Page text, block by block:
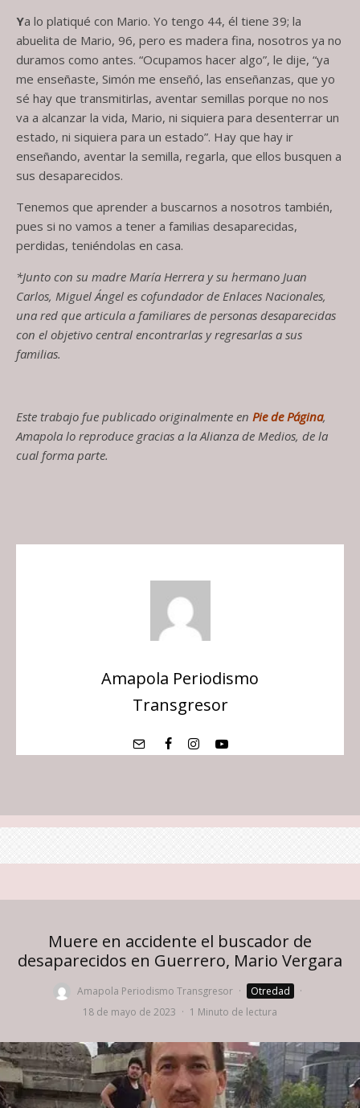
Ya lo platiqué con Mario. Yo tengo 44, él tiene 39; la
abuelita de Mario, 96, pero es madera fina, nosotros ya no
duramos como antes. “Ocupamos hacer algo”, le dije, “ya
me enseñaste, Simón me enseñó, las enseñanzas, que yo
sé hay que transmitirlas, aventar semillas porque no nos
va a alcanzar la vida, Mario, ni siquiera para desenterrar un
estado, ni siquiera para un estado”. Hay que hay ir
enseñando, aventar la semilla, regarla, que ellos busquen a
sus desaparecidos.
Tenemos que aprender a buscarnos a nosotros también,
pues si no vamos a tener a familias desaparecidas,
perdidas, teniéndolas en casa.
*Junto con su madre María Herrera y su hermano Juan
Carlos, Miguel Ángel es cofundador de Enlaces Nacionales,
una red que articula a familiares de personas desaparecidas
con el objetivo central encontrarlas y regresarlas a sus
familias.
Este trabajo fue publicado originalmente en Pie de Página,
Amapola lo reproduce gracias a la Alianza de Medios, de la
cual forma parte.
Amapola Periodismo
Transgresor
Muere en accidente el buscador de
desaparecidos en Guerrero, Mario Vergara
Amapola Periodismo Transgresor · Otredad
·
18 de mayo de 2023 · 1 Minuto de lectura